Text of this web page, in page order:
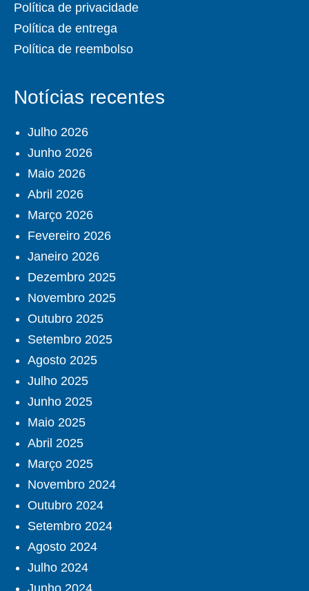
Política de privacidade
Política de entrega
Política de reembolso
Notícias recentes
Julho 2026
Junho 2026
Maio 2026
Abril 2026
Março 2026
Fevereiro 2026
Janeiro 2026
Dezembro 2025
Novembro 2025
Outubro 2025
Setembro 2025
Agosto 2025
Julho 2025
Junho 2025
Maio 2025
Abril 2025
Março 2025
Novembro 2024
Outubro 2024
Setembro 2024
Agosto 2024
Julho 2024